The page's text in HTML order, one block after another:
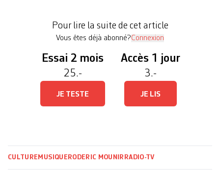
Pour lire la suite de cet article
Vous êtes déjà abonné?Connexion
Essai 2 mois
25.-
JE TESTE
Accès 1 jour
3.-
JE LIS
CULTURE MUSIQUE RODERIC MOUNIR RADIO-TV